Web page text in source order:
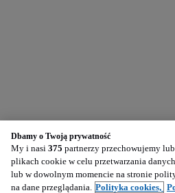
Dbamy o Twoją prywatność
My i nasi 375 partnerzy przechowujemy
plikach cookie w celu przetwarzania
lub w dowolnym momencie na stronie
na dane przeglądania. Polityka cookies,